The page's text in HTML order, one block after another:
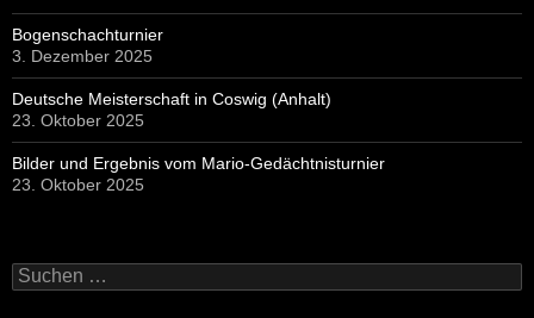
Bogenschachturnier
3. Dezember 2025
Deutsche Meisterschaft in Coswig (Anhalt)
23. Oktober 2025
Bilder und Ergebnis vom Mario-Gedächtnisturnier
23. Oktober 2025
Suchen
nach: